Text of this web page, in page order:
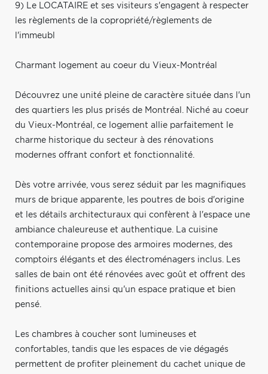
9) Le LOCATAIRE et ses visiteurs s'engagent à respecter
les règlements de la copropriété/règlements de
l'immeubl
Charmant logement au coeur du Vieux-Montréal
Découvrez une unité pleine de caractère située dans l'un
des quartiers les plus prisés de Montréal. Niché au coeur
du Vieux-Montréal, ce logement allie parfaitement le
charme historique du secteur à des rénovations
modernes offrant confort et fonctionnalité.
Dès votre arrivée, vous serez séduit par les magnifiques
murs de brique apparente, les poutres de bois d'origine
et les détails architecturaux qui confèrent à l'espace une
ambiance chaleureuse et authentique. La cuisine
contemporaine propose des armoires modernes, des
comptoirs élégants et des électroménagers inclus. Les
salles de bain ont été rénovées avec goût et offrent des
finitions actuelles ainsi qu'un espace pratique et bien
pensé.
Les chambres à coucher sont lumineuses et
confortables, tandis que les espaces de vie dégagés
permettent de profiter pleinement du cachet unique de